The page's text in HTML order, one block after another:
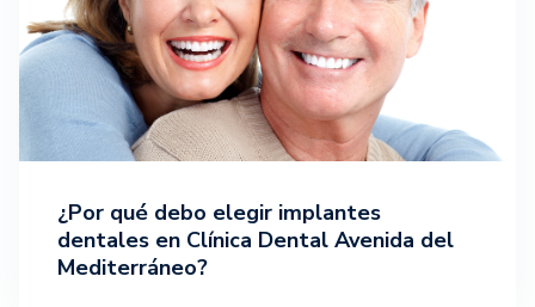
¿Por qué debo elegir implantes
dentales en Clínica Dental Avenida del
Mediterráneo?